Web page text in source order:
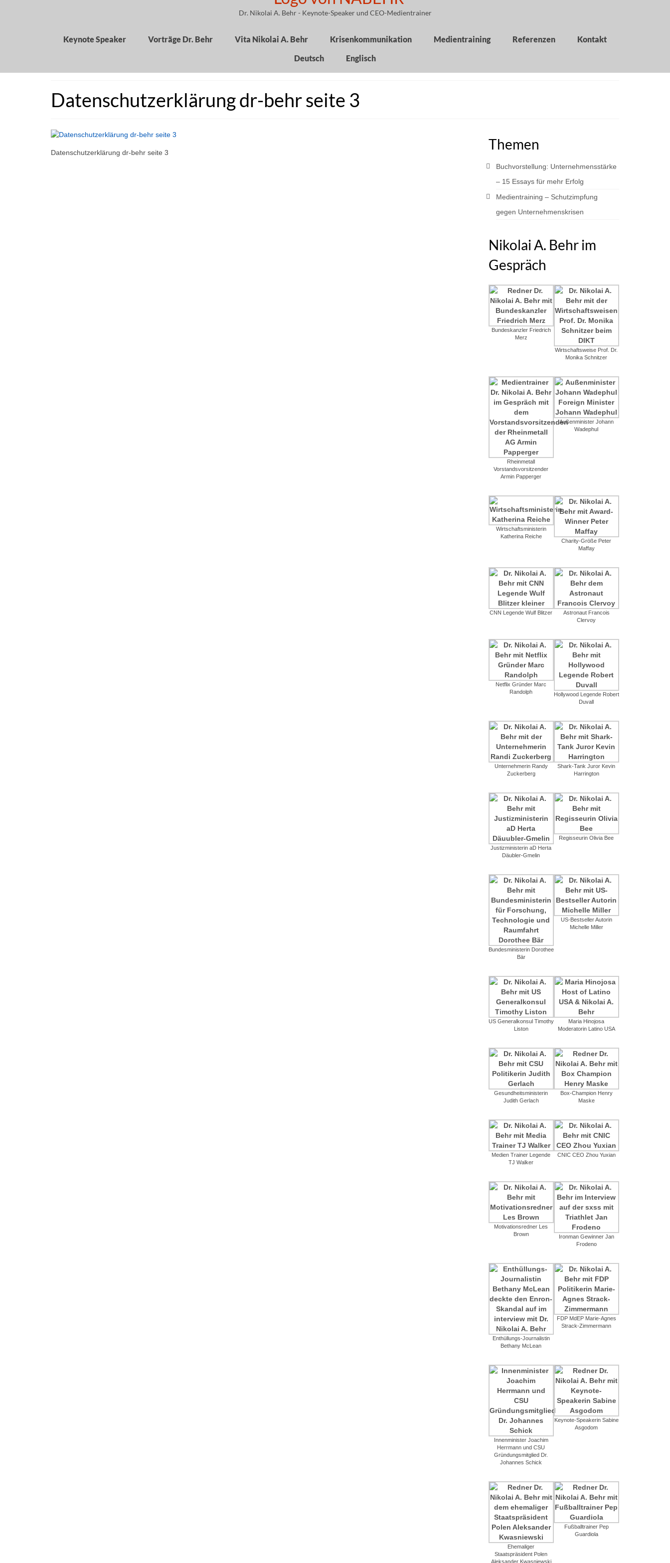
Dr. Nikolai A. Behr - Keynote-Speaker und CEO-Medientrainer
Keynote Speaker Vorträge Dr. Behr Vita Nikolai A. Behr Krisenkommunikation Medientraining Referenzen
Kontakt
Deutsch
Englisch
Datenschutzerklärung dr-behr seite 3
Datenschutzerklärung dr-behr seite 3
Themen
Buchvorstellung: Unternehmensstärke
– 15 Essays für mehr Erfolg
Medientraining – Schutzimpfung
gegen Unternehmenskrisen
Nikolai A. Behr im
Gespräch
Bundeskanzler Friedrich
Merz
Wirtschaftsweise Prof. Dr.
Monika Schnitzer
Rheinmetall
Vorstandsvorsitzender
Armin Papperger
Außenminister Johann
Wadephul
Wirtschaftsministerin
Katherina Reiche
Charity-Größe Peter
Maffay
CNN Legende Wulf Blitzer
Astronaut Francois
Clervoy
Netflix Gründer Marc
Randolph
Hollywood Legende Robert
Duvall
Unternehmerin Randy
Zuckerberg
Shark-Tank Juror Kevin
Harrington
Justizministerin aD Herta
Däubler-Gmelin
Regisseurin Olivia Bee
Bundesministerin Dorothee
Bär
US-Bestseller Autorin
Michelle Miller
US Generalkonsul Timothy
Liston
Maria Hinojosa
Moderatorin Latino USA
Gesundheitsministerin
Judith Gerlach
Box-Champion Henry
Maske
Medien Trainer Legende
TJ Walker
CNIC CEO Zhou Yuxian
Motivationsredner Les
Brown
Ironman Gewinner Jan
Frodeno
Enthüllungs-Journalistin
Bethany McLean
FDP MdEP Marie-Agnes
Strack-Zimmermann
Innenminister Joachim
Herrmann und CSU
Gründungsmitglied Dr.
Johannes Schick
Keynote-Speakerin Sabine
Asgodom
Ehemaliger
Staatspräsident Polen
Aleksander Kwasniewski
Fußballtrainer Pep
Guardiola